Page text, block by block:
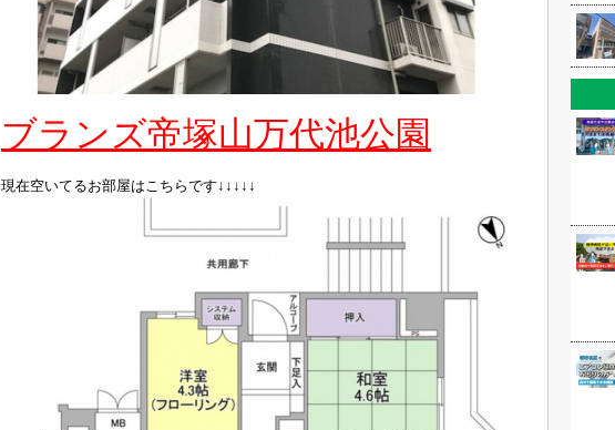
ブランズ帝塚山万代池公園
現在空いてるお部屋はこちらです↓↓↓↓↓